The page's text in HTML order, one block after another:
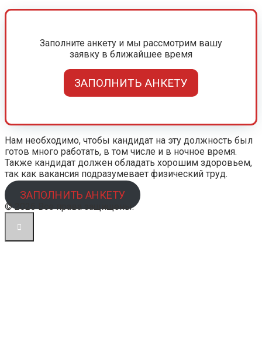
Заполните анкету и мы рассмотрим вашу
заявку в ближайшее время
ЗАПОЛНИТЬ АНКЕТУ
Нам необходимо, чтобы кандидат на эту должность был
готов много работать, в том числе и в ночное время.
Также кандидат должен обладать хорошим здоровьем,
так как вакансия подразумевает физический труд.
ЗАПОЛНИТЬ АНКЕТУ
© 2026 Все права защищены.